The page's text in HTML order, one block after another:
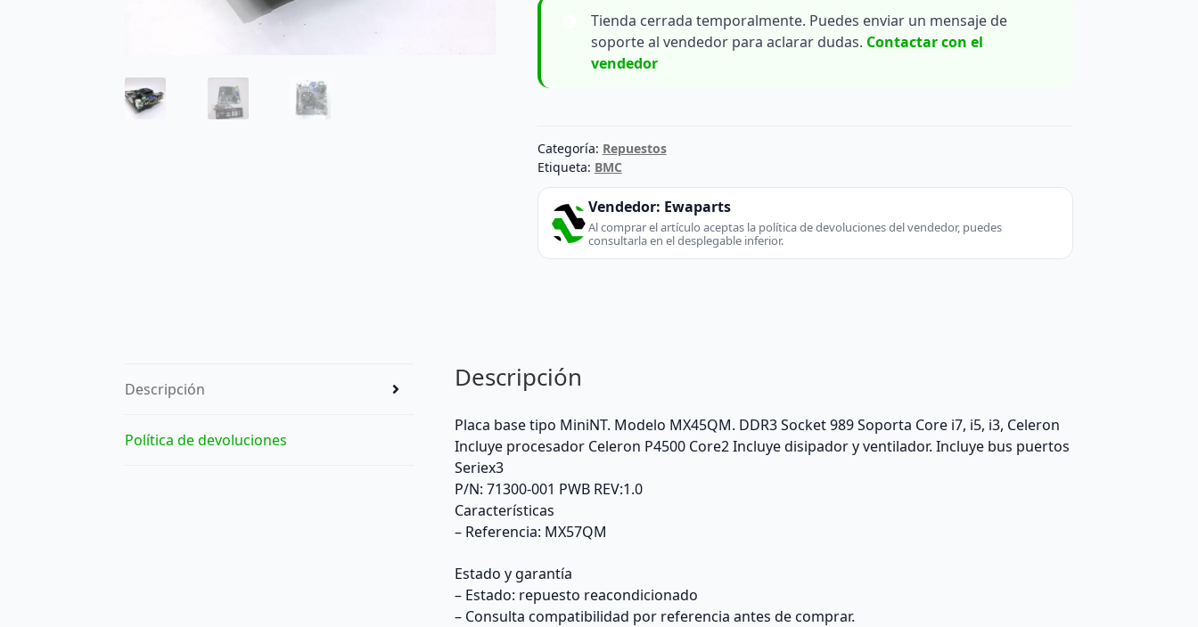
Tienda cerrada temporalmente. Puedes enviar un mensaje de
soporte al vendedor para aclarar dudas. Contactar con el
vendedor
Categoría: Repuestos
Etiqueta: BMC
Vendedor: Ewaparts
Al comprar el artículo aceptas la política de devoluciones del vendedor, puedes
consultarla en el desplegable inferior.
Descripción
Política de devoluciones
Descripción
Placa base tipo MiniNT. Modelo MX45QM. DDR3 Socket 989 Soporta Core i7, i5, i3, Celeron
Incluye procesador Celeron P4500 Core2 Incluye disipador y ventilador. Incluye bus puertos
Seriex3
P/N: 71300-001 PWB REV:1.0
Características
– Referencia: MX57QM
Estado y garantía
– Estado: repuesto reacondicionado
– Consulta compatibilidad por referencia antes de comprar.